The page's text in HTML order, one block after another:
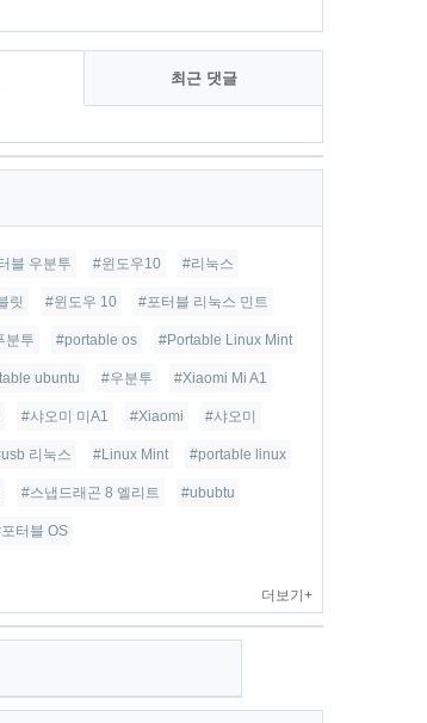
최근 댓글
블 우분투 #윈도우10 #리눅스
릿 #윈도우 10 #포터블 리눅스 민트
분투 #portable os #Portable Linux Mint
ubuntu #우분투 #Xiaomi Mi A1
#샤오미 미A1 #Xiaomi #샤오미
리눅스 #Linux Mint #portable linux
#스냅드래곤 8 엘리트 #ububtu
터블 OS
더보기+